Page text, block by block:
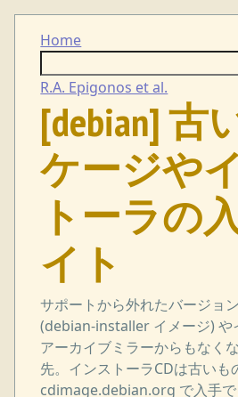
Home
R.A. Epigonos et al.
[debian] 古
ケージや
トーラの
イト
サポートから外れたバージョ
(debian-installer イメージ) や
アーカイブミラーからもなく
先。インストーラCDは古いも
cdimage.debian.org で入手